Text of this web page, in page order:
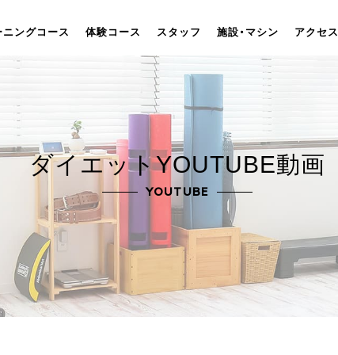
ニングコース 体験コース スタッフ 施設・マシン アクセス
ダイエットYOUTUBE動画
YOUTUBE